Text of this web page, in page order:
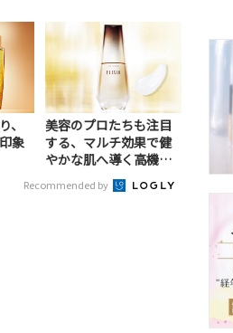
、
象
美容のプロたちも注目
する、マルチ効果で健
やかな肌へ導く高機能
美容液（PR）
Recommended by